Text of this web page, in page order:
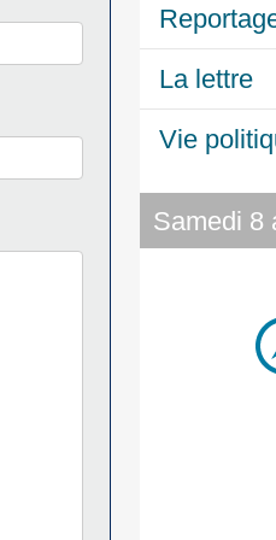
La lettre
Vie
Samedi 8